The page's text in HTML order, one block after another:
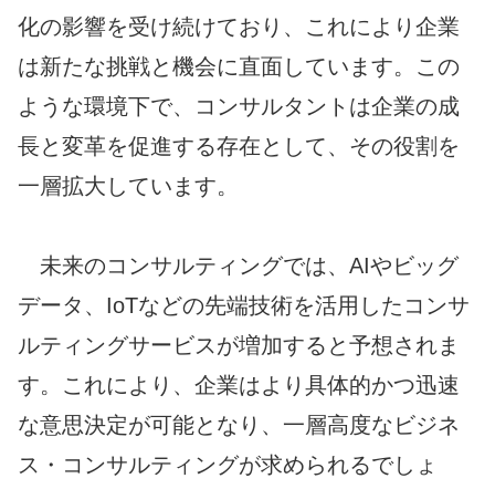
化の影響を受け続けており、これにより企業
は新たな挑戦と機会に直面しています。この
ような環境下で、コンサルタントは企業の成
長と変革を促進する存在として、その役割を
一層拡大しています。
未来のコンサルティングでは、AIやビッグ
データ、IoTなどの先端技術を活用したコンサ
ルティングサービスが増加すると予想されま
す。これにより、企業はより具体的かつ迅速
な意思決定が可能となり、一層高度なビジネ
ス・コンサルティングが求められるでしょ